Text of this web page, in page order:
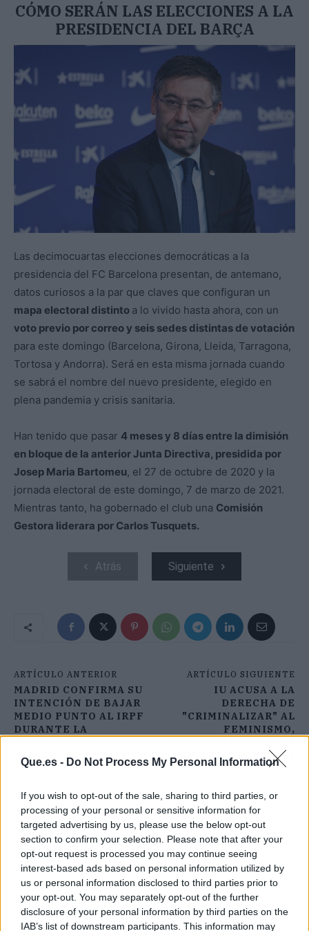
Que.es - Do Not Process My Personal Information
If you wish to opt-out of the sale, sharing to third parties, or
processing of your personal or sensitive information for
targeted advertising by us, please use the below opt-out
section to confirm your selection. Please note that after your
opt-out request is processed you may continue seeing
interest-based ads based on personal information utilized by
us or personal information disclosed to third parties prior to
your opt-out. You may separately opt-out of the further
disclosure of your personal information by third parties on the
IAB’s list of downstream participants. This information may
CÓMO SERÁN LAS ELECCIONES A LA
PRESIDENCIA DEL BARÇA
Las decimocuartas elecciones democráticas a la
presidencia del FC Barcelona presentan, de antemano,
datos curiosos a la par que claves que configuran un
mapa electoral distinto a lo vivido hasta ahora, con un
voto previo por correo y seis sedes distintas de votación
para este domingo (Barcelona, Girona, Lleida, Tarragona,
Tortosa y Andorra). Será en esta misma jornada cuando
se sabrá el nombre del nuevo presidente, elegido en
plena pandemia y crisis sanitaria.
Han tenido que pasar 4 meses y 8 días entre la dimisión
en bloque de la anterior Junta Directiva, presidida por
Josep Maria Bartomeu, el 27 de octubre de 2020 y la
jornada electoral de este domingo, 7 de marzo de 2021.
Mientras tanto, ha gobernado el club una Comisión
Gestora liderara por Carlos Tusquets.
Atrás Siguiente
ARTÍCULO ANTERIOR
MADRID CONFIRMA SU
INTENCIÓN DE BAJAR
MEDIO PUNTO AL IRPF
DURANTE LA
ARTÍCULO SIGUIENTE
IU ACUSA A LA
DERECHA DE
"CRIMINALIZAR" AL
FEMINISMO,
DE LOS CONTAGIOS